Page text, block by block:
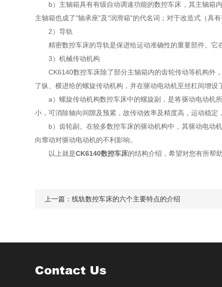
b）主轴箱具有有级自动调速功能的数控车床，其主轴箱内
主轴箱也成了"轴承座"及"润滑箱"的代名词；对于改造式（具
2）导轨
精密数控车床的导轨是保进给运动准确性的重要部件。它
3）机械传动机构
CK6140数控车床除了部分主轴箱内的齿轮传动等机构外，
了纵、横进给的螺旋传动机构，并在驱动电动机至丝杠间增设
a）螺旋传动机构数控车床中的螺旋副，是将驱动电动机所
小，可消除轴向间隙及预紧，故传动效率及精度高，运动稳定
b）齿轮副。在较多数控车床的驱动机构中，其驱动电动机
向窜动对驱动电动机的不利影响。
以上就是CK6140数控车床的结构介绍，希望对您有所帮助
上一篇： 线轨数控车床的六个主要特点的介绍
Contact Us